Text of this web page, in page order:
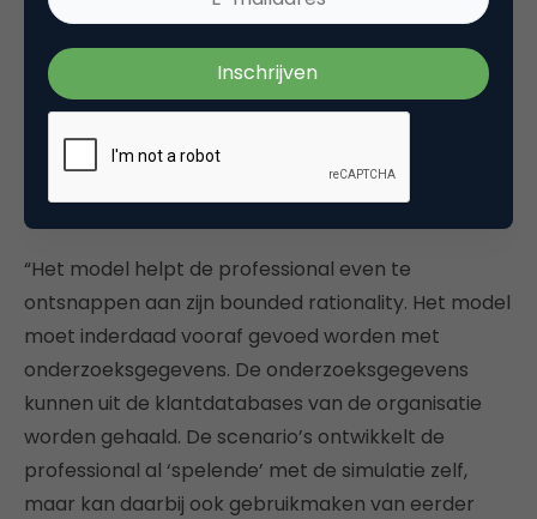
mijn scenario? Wat als ik de prijs aanpas? Of wat
gebeurt er als ik het product spannender maak?
Wat als ik een scenario volg van een van mijn
concurrenten? Het simulatiemodel helpt de
marketingprofessional inzien welke keuzes er nog
meer zijn. Wat hij ook alweer wist of voelde vanuit
zijn kennis, ervaring, intuïtie en creativiteit.”
“Het model helpt de professional even te
ontsnappen aan zijn bounded rationality. Het model
moet inderdaad vooraf gevoed worden met
onderzoeksgegevens. De onderzoeksgegevens
kunnen uit de klantdatabases van de organisatie
worden gehaald. De scenario’s ontwikkelt de
professional al ‘spelende’ met de simulatie zelf,
maar kan daarbij ook gebruikmaken van eerder